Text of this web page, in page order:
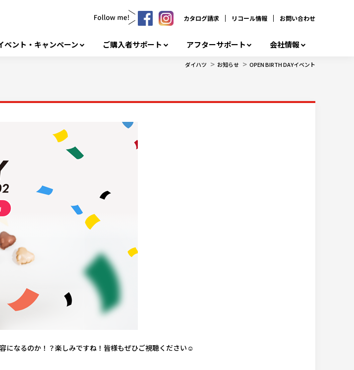
カタログ請求 リコール情報 お問い合わせ
ベント・キャンペーン ご購入者サポート アフターサポート 会社情報
ダイハツ > お知らせ > OPEN BIRTH DAYイベント
になるのか！？楽しみですね！皆様もぜひご視聴ください☺